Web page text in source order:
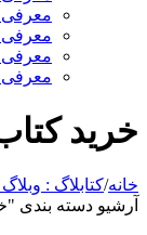
معرفی
معرفی
معرفی
خرید
خانه/کتابلاگ :
آرشیو دسته بندی